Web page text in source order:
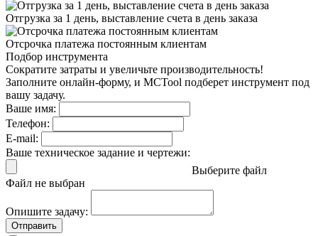
Отгрузка за 1 день, выставление счета в день заказа
Отсрочка платежа постоянным клиентам
Подбор инструмента
Сократите затраты и увеличьте производительность!
Заполните онлайн-форму, и MCTool подберет инструмент под
вашу задачу.
Ваше имя:
Телефон:
E-mail:
Ваше техническое задание и чертежи:
Выберите файл
Файл не выбран
Опишите задачу:
Отправить